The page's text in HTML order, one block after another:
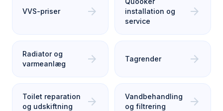
VVS-priser arrow_forward
installation og
service
arrow_forward
Radiator og
varmeanlæg
arrow_forward Tagrender arrow_forward
Toilet reparation
og udskiftning
arrow_forward
Vandbehandling
og filtrering
arrow_forward